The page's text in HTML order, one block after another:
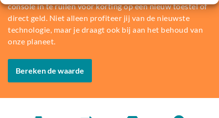
console in te ruilen voor korting op een nieuw toestel of
direct geld. Niet alleen profiteer jij van de nieuwste
technologie, maar je draagt ook bij aan het behoud van
onze planeet.
Bereken de waarde